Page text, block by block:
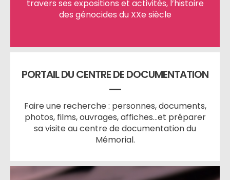
travers ses expositions et activités, l’histoire
des génocides du XXe siècle
PORTAIL DU CENTRE DE DOCUMENTATION
Faire une recherche : personnes, documents,
photos, films, ouvrages, affiches…et préparer
sa visite au centre de documentation du
Mémorial.